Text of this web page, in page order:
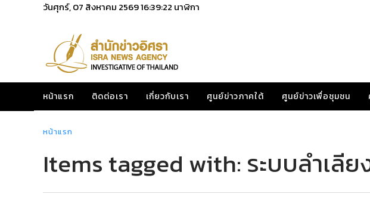
วันศุกร์, 07 สิงหาคม 256916:39:23 นาฬิกา
หน้าแรก ติดต่อเรา เกี่ยวกับเรา ศูนย์ข่าวภาคใต้ ศูนย์ข่าวเพื่อชุมชน
หน้าแรก
Items tagged with: ระบบลำเลีย